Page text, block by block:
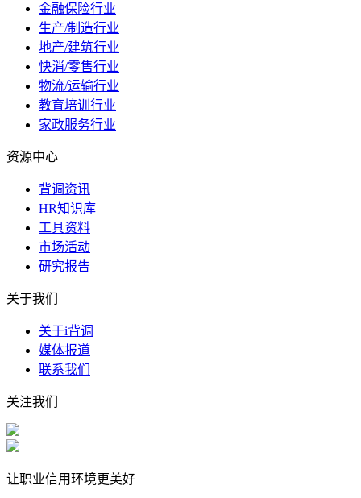
金融保险行业
生产/制造行业
地产/建筑行业
快消/零售行业
物流/运输行业
教育培训行业
家政服务行业
资源中心
背调资讯
HR知识库
工具资料
市场活动
研究报告
关于我们
关于i背调
媒体报道
联系我们
关注我们
让职业信用环境更美好